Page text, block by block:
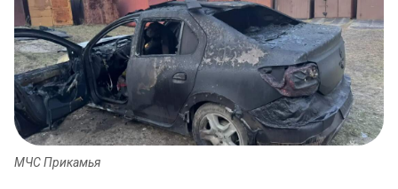
МЧС Прикамья